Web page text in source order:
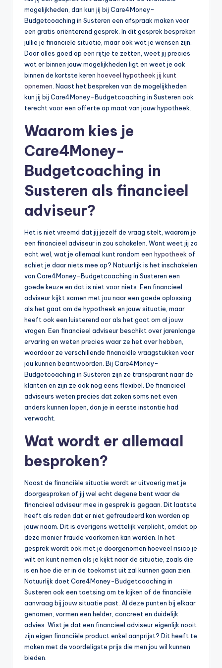
mogelijkheden, dan kun jij bij Care4Money-
Budgetcoaching in Susteren een afspraak maken voor
een gratis oriënterend gesprek. In dit gesprek bespreken
jullie je financiële situatie, maar ook wat je wensen zijn.
Door alles goed op een rijtje te zetten, weet jij precies
wat er binnen jouw mogelijkheden ligt en weet je ook
binnen de kortste keren hoeveel hypotheek jij kunt
opnemen . Naast het bespreken van de mogelijkheden
kun jij bij Care4Money-Budgetcoaching in Susteren ook
terecht voor een offerte op maat van jouw hypotheek.
Waarom kies je
Care4Money-
Budgetcoaching in
Susteren als financieel
adviseur?
Het is niet vreemd dat jij jezelf de vraag stelt, waarom je
een financieel adviseur in zou schakelen. Want weet jij zo
echt wel, wat je allemaal kunt rondom een hypotheek of
schiet je daar niets mee op? Natuurlijk is het inschakelen
van Care4Money-Budgetcoaching in Susteren een
goede keuze en dat is niet voor niets. Een financieel
adviseur kijkt samen met jou naar een goede oplossing
als het gaat om de hypotheek en jouw situatie, maar
heeft ook een luisterend oor als het gaat om al jouw
vragen. Een financieel adviseur beschikt over jarenlange
ervaring en weten precies waar ze het over hebben,
waardoor ze verschillende financiële vraagstukken voor
jou kunnen beantwoorden. Bij Care4Money-
Budgetcoaching in Susteren zijn ze transparant naar de
klanten en zijn ze ook nog eens flexibel. De financieel
adviseurs weten precies dat zaken soms net even
anders kunnen lopen, dan je in eerste instantie had
verwacht.
Wat wordt er allemaal
besproken?
Naast de financiële situatie wordt er uitvoerig met je
doorgesproken of jij wel echt degene bent waar de
financieel adviseur mee in gesprek is gegaan. Dit laatste
heeft als reden dat er niet gefraudeerd kan worden op
jouw naam. Dit is overigens wettelijk verplicht, omdat op
deze manier fraude voorkomen kan worden. In het
gesprek wordt ook met je doorgenomen hoeveel risico je
wilt en kunt nemen als je kijkt naar de situatie, zoals die
is en hoe die er in de toekomst uit zal kunnen gaan zien.
Natuurlijk doet Care4Money-Budgetcoaching in
Susteren ook een toetsing om te kijken of de financiële
aanvraag bij jouw situatie past. Al deze punten bij elkaar
genomen, vormen een helder, concreet en duidelijk
advies. Wist je dat een financieel adviseur eigenlijk nooit
zijn eigen financiële product enkel aanprijst? Dit heeft te
maken met de voordeligste prijs die men jou wil kunnen
bieden.